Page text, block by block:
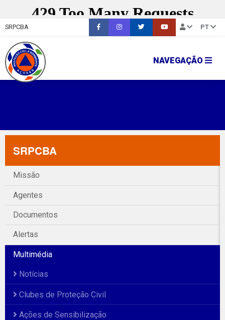
SRPCBA PT
NAVEGAÇÃO
SRPCBA
Missão
Agentes
Documentos
Alertas
Multimédia
Notícias
Clubes de Proteção Civil
Ações de Sensibilização